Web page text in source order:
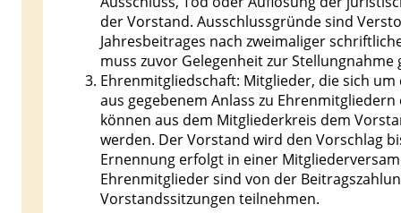
der Vorstand. Ausschlussgründe sind
Jahresbeitrages nach zweimaliger
muss zuvor Gelegenheit zur Stellungnahme
Ehrenmitgliedschaft: Mitglieder, die sich
aus gegebenem Anlass zu
können aus dem Mitgliederkreis dem
werden. Der Vorstand wird den Vorschlag
Ernennung erfolgt in einer
Ehrenmitglieder sind von der
Vorstandssitzungen teilnehmen.